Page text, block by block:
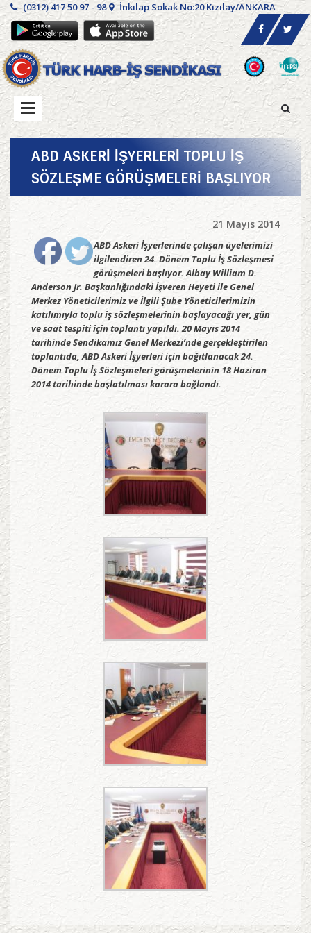
(0312) 417 50 97 - 98 İnkılap Sokak No:20 Kızılay/ANKARA
ABD ASKERİ İŞYERLERİ TOPLU İŞ
SÖZLEŞME GÖRÜŞMELERİ BAŞLIYOR
21 Mayıs 2014
ABD Askeri İşyerlerinde çalışan üyelerimizi
ilgilendiren 24. Dönem Toplu İş Sözleşmesi
görüşmeleri başlıyor. Albay William D.
Anderson Jr. Başkanlığındaki İşveren Heyeti ile Genel
Merkez Yöneticilerimiz ve İlgili Şube Yöneticilerimizin
katılımıyla toplu iş sözleşmelerinin başlayacağı yer, gün
ve saat tespiti için toplantı yapıldı. 20 Mayıs 2014
tarihinde Sendikamız Genel Merkezi’nde gerçekleştirilen
toplantıda, ABD Askeri İşyerleri için bağıtlanacak 24.
Dönem Toplu İş Sözleşmeleri görüşmelerinin 18 Haziran
2014 tarihinde başlatılması karara bağlandı.